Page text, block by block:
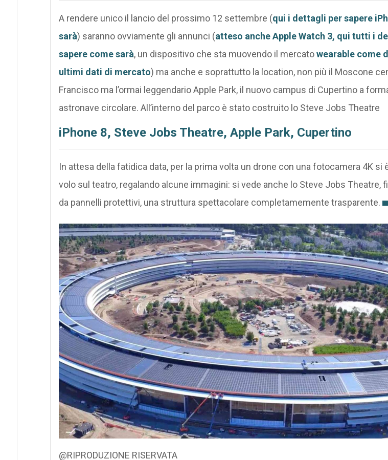
A rendere unico il lancio del prossimo 12 settembre (qui i dettagli per sapere
sarà) saranno ovviamente gli annunci (atteso anche Apple Watch 3, qui tutti i
sapere come sarà, un dispositivo che sta muovendo il mercatowearable come
ultimi dati di mercato) ma anche e soprattutto la location, non più il Moscone
Francisco ma l’ormai leggendario Apple Park, il nuovo campus di Cupertino a
astronave circolare. All’interno del parco è stato costruito lo Steve Jobs Theatre
iPhone 8, Steve Jobs Theatre, Apple Park, Cupertino
In attesa della fatidica data, per la prima volta un drone con una fotocamera 4K si
volo sul teatro, regalando alcune immagini: si vede anche lo Steve Jobs Theatre,
da pannelli protettivi, una struttura spettacolare completamemente trasparente.
@RIPRODUZIONE RISERVATA
Apple
A Analytics